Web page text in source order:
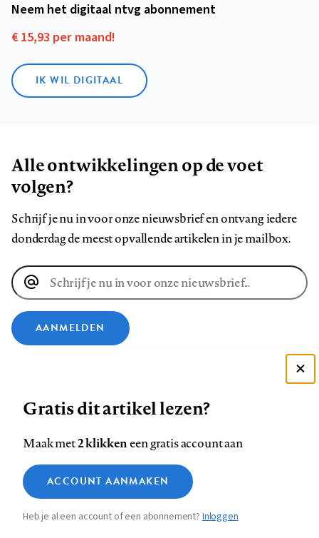
Neem het digitaal ntvg abonnement
€ 15,93 per maand!
IK WIL DIGITAAL
Alle ontwikkelingen op de voet
volgen?
Schrijf je nu in voor onze nieuwsbrief en ontvang iedere
donderdag de meest opvallende artikelen in je mailbox.
E-
mailadres
AANMELDEN
ons
op
Facebook
ons
op
LinkedIn
ons
op
Bluesky
ons
op
Instagram
ons
op
YouTube
ons
Footer
navigation
Contact Colofon Disclaimer Privacy
Medische vragen verdienen
betrouwbare antwoorden
Zie onze cookie policy
Analytische cookies
Marketing cookies
Gratis dit artikel lezen?
Maak met2 klikkeneen gratis account aan
ACCOUNT AANMAKEN
Heb je al een account of een abonnement?Inloggen